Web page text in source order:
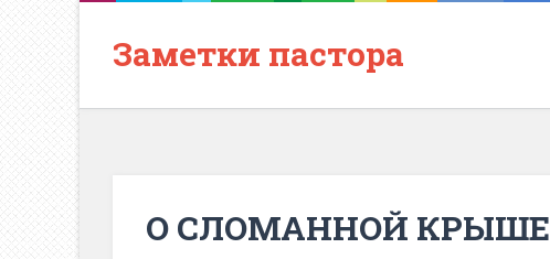
Заметки пастора
О СЛОМАННОЙ КРЫШЕ